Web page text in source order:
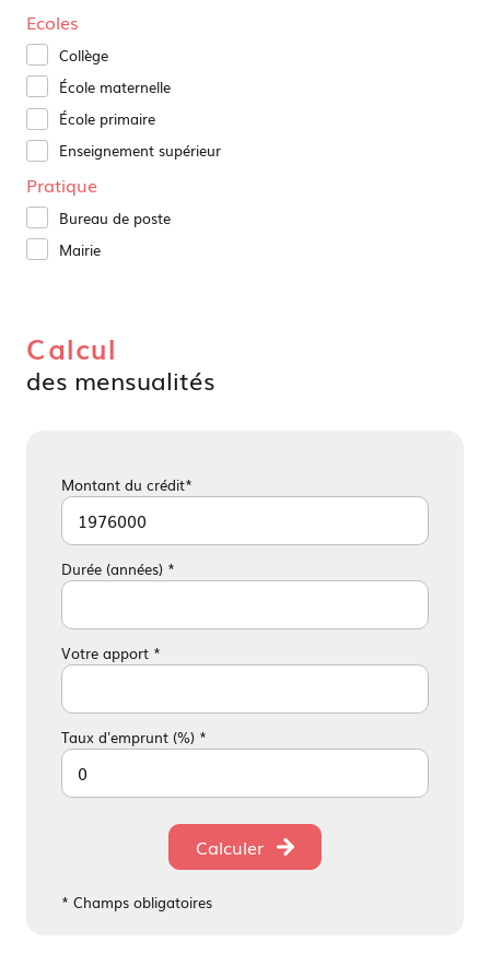
Ecoles
Collège
École maternelle
École primaire
Enseignement supérieur
Pratique
Bureau de poste
Mairie
Calcul
des mensualités
Montant du crédit*
Durée (années) *
Votre apport *
Taux d'emprunt (%) *
Calculer
* Champs obligatoires